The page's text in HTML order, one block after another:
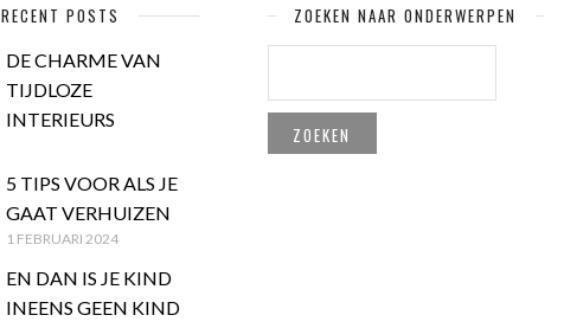
RECENT POSTS
DE CHARME VAN
TIJDLOZE
INTERIEURS
5 TIPS VOOR ALS JE
GAAT VERHUIZEN
1 FEBRUARI 2024
EN DAN IS JE KIND
INEENS GEEN KIND
ZOEKEN NAAR ONDERWERPEN